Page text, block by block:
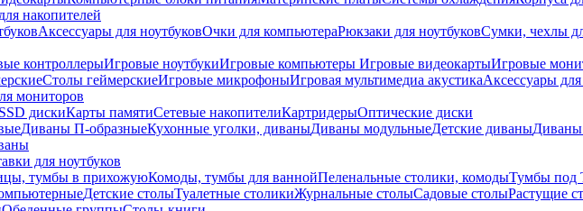
накопителей
Аксессуары для ноутбуковОчки для компьютераРюкзаки для ноутбуковСумки, чехлы
контроллерыИгровые ноутбукиИгровые компьютеры Игровые видеокартыИгровые
Столы геймерскиеИгровые микрофоныИгровая мультимедиа акустикаАксессуары
мониторов
дискиКарты памятиСетевые накопителиКартридерыОптические диски
Диваны П-образныеКухонные уголки, диваныДиваны модульныеДетские диваныДиваны
для ноутбуков
тумбы в прихожуюКомоды, тумбы для ваннойПеленальные столики, комодыТумбы под
Детские столыТуалетные столикиЖурнальные столыСадовые столыРастущие